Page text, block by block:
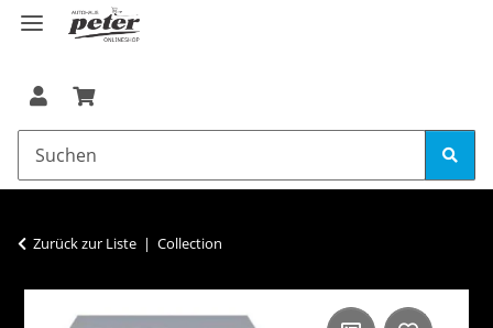
Zurück zur Liste Collection